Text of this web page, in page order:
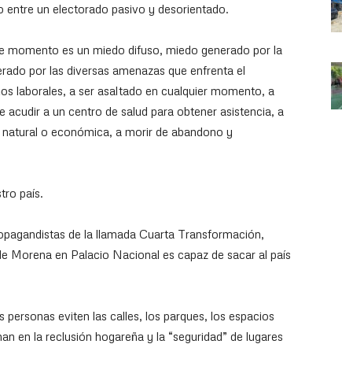
un electorado pasivo y desorientado.
momento es un miedo difuso, miedo generado por la
por las diversas amenazas que enfrenta el
laborales, a ser asaltado en cualquier momento, a
a un centro de salud para obtener asistencia, a
o económica, a morir de abandono y
país.
de la llamada Cuarta Transformación,
Morena en Palacio Nacional es capaz de sacar al país
eviten las calles, los parques, los espacios
en la reclusión hogareña y la “seguridad” de lugares